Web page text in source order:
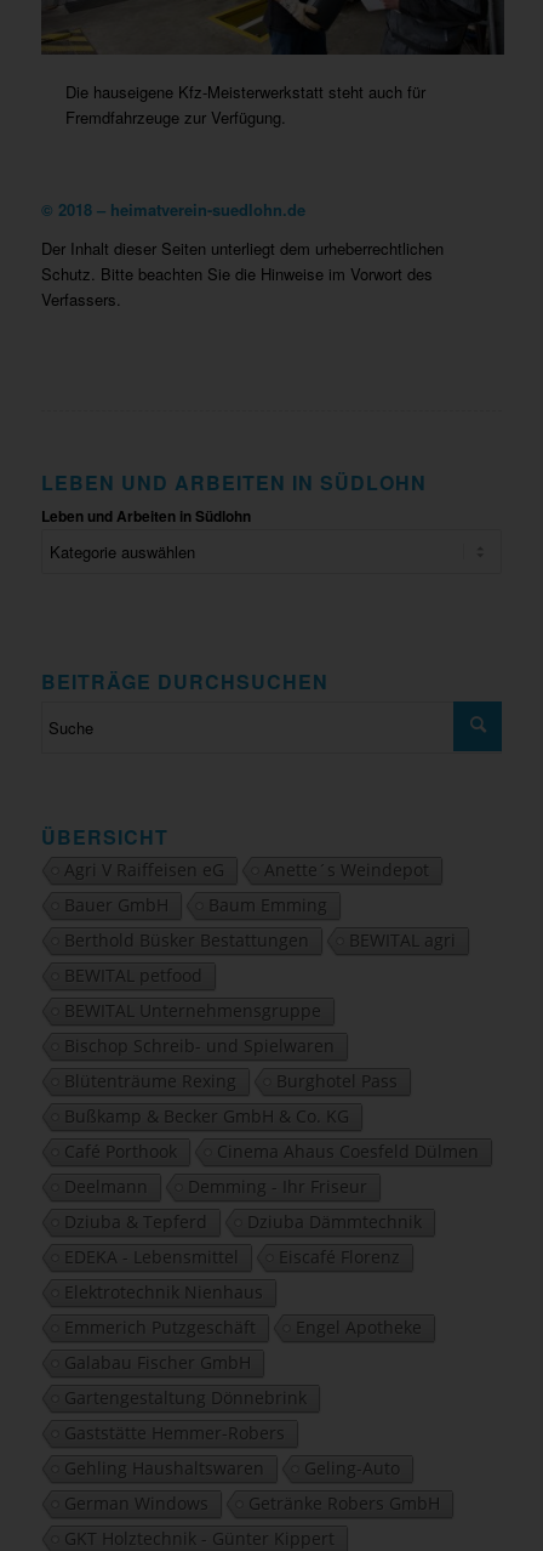
Die hauseigene Kfz-Meisterwerkstatt steht auch für
Fremdfahrzeuge zur Verfügung.
© 2018 – heimatverein-suedlohn.de
Der Inhalt dieser Seiten unterliegt dem urheberrechtlichen
Schutz. Bitte beachten Sie die Hinweise im Vorwort des
Verfassers.
LEBEN UND ARBEITEN IN SÜDLOHN
Leben und Arbeiten in Südlohn
BEITRÄGE DURCHSUCHEN
ÜBERSICHT
Agri V Raiffeisen eG
Anette´s Weindepot
Bauer GmbH
Baum Emming
Berthold Büsker Bestattungen
BEWITAL agri
BEWITAL petfood
BEWITAL Unternehmensgruppe
Bischop Schreib- und Spielwaren
Blütenträume Rexing
Burghotel Pass
Bußkamp & Becker GmbH & Co. KG
Café Porthook
Cinema Ahaus Coesfeld Dülmen
Deelmann
Demming - Ihr Friseur
Dziuba & Tepferd
Dziuba Dämmtechnik
EDEKA - Lebensmittel
Eiscafé Florenz
Elektrotechnik Nienhaus
Emmerich Putzgeschäft
Engel Apotheke
Galabau Fischer GmbH
Gartengestaltung Dönnebrink
Gaststätte Hemmer-Robers
Gehling Haushaltswaren
Geling-Auto
German Windows
Getränke Robers GmbH
GKT Holztechnik - Günter Kippert